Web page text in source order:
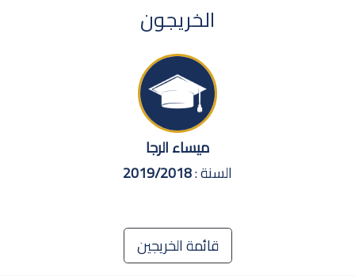
الخريجون
ميساء الرجا
السنة :2019/2018
قائمة الخريجين